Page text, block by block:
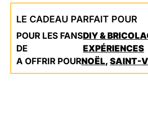
LE CADEAU PARFAIT POUR
POUR LES FANS
DE
DIY &
EXPÉRIENCES
A OFFRIR POURNOËL, SAINT-